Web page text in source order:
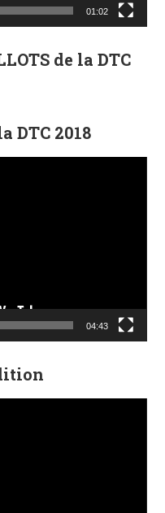
01:02
de la DTC
DTC 2018
04:43